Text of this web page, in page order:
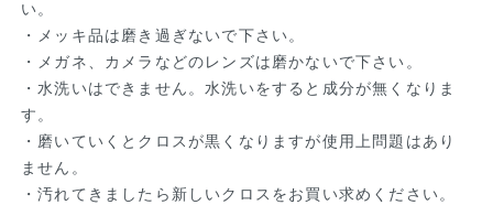
い。
・メッキ品は磨き過ぎないで下さい。
・メガネ、カメラなどのレンズは磨かないで下さい。
・水洗いはできません。水洗いをすると成分が無くなりま
す。
・磨いていくとクロスが黒くなりますが使用上問題はあり
ません。
・汚れてきましたら新しいクロスをお買い求めください。